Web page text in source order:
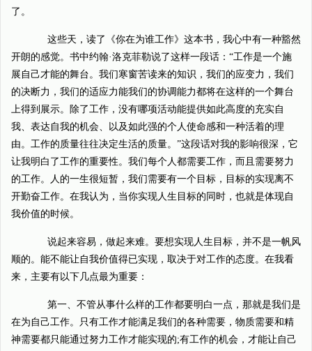
了。
这些天，读了《你在为谁工作》这本书，我心中有一种豁然
开朗的感觉。书中约翰·洛克菲勒说了这样一段话：“工作是一个施
展自己才能的舞台。我们寒窗苦读来的知识，我们的应变力，我们
的决断力，我们的适应力能我们的协调能力都将在这样的一个舞台
上得到展示。除了工作，没有哪项活动能提供如此高度的充实自
我、表达自我的机会、以及如此强的个人使命感和一种活着的理
由。工作的质量往往决定生活的质量。”这段话对我的影响很深，它
让我明白了工作的重要性。我们每个人都需要工作，而且需要努力
的工作。人的一生很短暂，我们需要有一个目标，目标的实现离不
开勤奋工作。在我认为，当你实现人生目标的同时，也就是体现自
我价值的时候。
说起来容易，做起来难。要想实现人生目标，并不是一帆风
顺的。能不能让自我价值得已实现，取决于对工作的态度。在我看
来，主要有以下几点最为重要：
第一、不管从事什么样的工作都要明白一点，那就是我们是
在为自己工作。只有工作才能满足我们的各种需要，物质需要和精
神需要都只能通过努力工作才能实现的;有工作的机会，才能让自己